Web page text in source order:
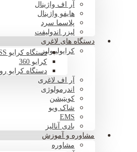
آر اف واژینال
هایفو واژینال
پلاسما سرد
لیزر اندولیفت
دستگاه های لاغری
کرایولیپولیزدستگاه کرایو ADSS
کرایو 360
دستگاه کرایو
آر اف لاغری
اندرمولوژی
کویتیشن
شاک ویو
EMS
بادی آنالیز
مشاوره و آموزش
مشاوره